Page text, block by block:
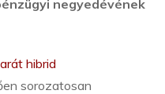
negyedévének
hibrid
sorozatosan